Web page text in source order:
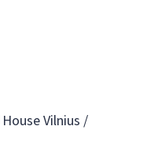
Vilnius /